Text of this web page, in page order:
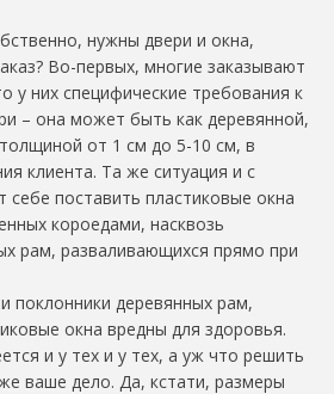
нужны двери и окна,
Во-первых, многие заказывают
у них специфические требования к
– она может быть как деревянной,
от 1 см до 5-10 см, в
клиента. Та же ситуация и с
себе поставить пластиковые окна
короедами, насквозь
рам, разваливающихся прямо при
поклонники деревянных рам,
окна вредны для здоровья.
и у тех и у тех, а уж что решить
ваше дело. Да, кстати, размеры